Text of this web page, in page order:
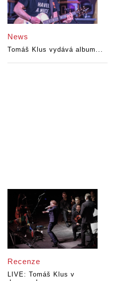
News
Tomáš Klus vydává album...
Recenze
LIVE: Tomáš Klus v